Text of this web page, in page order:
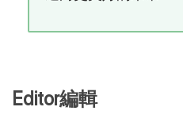
Editor編輯